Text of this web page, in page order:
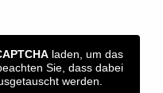
laden, um das
Sie, dass dabei
werden.